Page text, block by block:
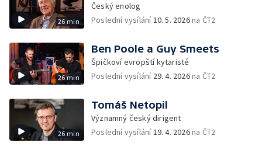
26 min
Český enolog
Poslední vysílání10. 5. 2026na ČT2
26 min
Ben Poole a Guy Smeets
Špičkoví evropští kytaristé
Poslední vysílání 29. 4. 2026na ČT2
26 min
Tomáš Netopil
Významný český dirigent
Poslední vysílání19. 4. 2026na ČT2